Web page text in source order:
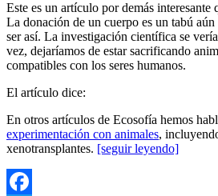
Este es un artículo por demás interesante
La donación de un cuerpo es un tabú aún
ser así. La investigación científica se
vez, dejaríamos de estar sacrificando
compatibles con los seres humanos.
El artículo dice:
En otros artículos de Ecosofía hemos
experimentación con animales,
xenotransplantes. [seguir leyendo]